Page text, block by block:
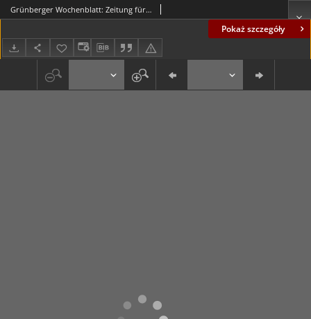
Pokaż szczegóły
Grünberger Wochenblatt: Zeitung für Stadt und Land, No. 140. (19. Juni 1935)